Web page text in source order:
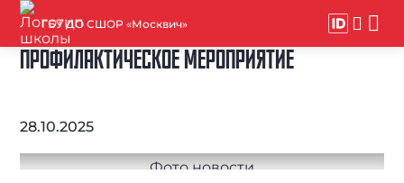
ГБУ ДО СШОР «Москвич»
ПРОФИЛАКТИЧЕСКОЕ МЕРОПРИЯТИЕ
28.10.2025